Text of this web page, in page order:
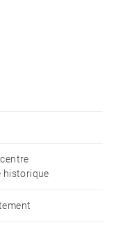
dressing. Une
un sauna, une
vélos.
historique